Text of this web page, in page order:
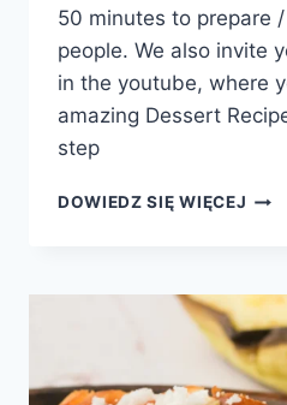
50 minutes to prepare
people. We also invite
in the youtube, where
amazing Dessert
step
DOWIEDZ SIĘ WIĘCEJ